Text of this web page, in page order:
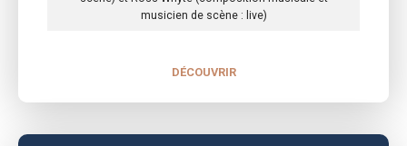
musicien de scène : live)
DÉCOUVRIR